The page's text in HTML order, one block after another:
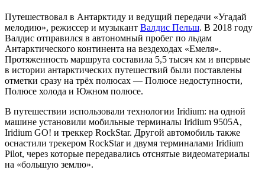
Путешествовал в Антарктиду и ведущий передачи «Угадай
мелодию», режиссер и музыкант Валдис Пельш. В 2018 году
Валдис отправился в автономный пробег по льдам
Антарктического континента на вездеходах «Емеля».
Протяженность маршрута составила 5,5 тысяч км и впервые
в истории антарктических путешествий были поставлены
отметки сразу на трёх полюсах — Полюсе недоступности,
Полюсе холода и Южном полюсе.
В путешествии использовали технологии Iridium: на одной
машине установили мобильные терминалы Iridium 9505А,
Iridium GO! и треккер RockStar. Другой автомобиль также
оснастили трекером RockStar и двумя терминалами Iridium
Pilot, через которые передавались отснятые видеоматериалы
на «большую землю».